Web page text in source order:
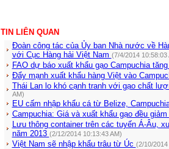
TIN LIÊN QUAN
Đoàn công tác của Ủy ban Nhà nước về
với Cục Hàng hải Việt Nam (7/4/2014 10:58:03
FAO dự báo xuất khẩu gạo Campuchia
Đẩy mạnh xuất khẩu hàng Việt vào
Thái Lan lo khó cạnh tranh với gạo chất
AM)
EU cấm nhập khẩu cá từ Belize,
Campuchia: Giá và xuất khẩu gạo đều giảm
Lưu thông container trên các tuyến Á-Âu,
năm 2013 (2/12/2014 10:13:43 AM)
Việt Nam sẽ nhập khẩu trâu từ Úc (2/10/2014